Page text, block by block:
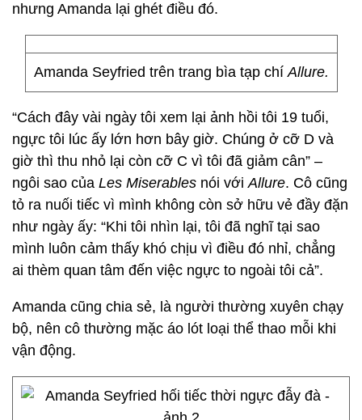
nhưng Amanda lại ghét điều đó.
Amanda Seyfried trên trang bìa tạp chíAllure.
“Cách đây vài ngày tôi xem lại ảnh hồi tôi 19 tuổi,
ngực tôi lúc ấy lớn hơn bây giờ. Chúng ở cỡ D và
giờ thì thu nhỏ lại còn cỡ C vì tôi đã giảm cân” –
ngôi sao của Les Miserables nói vớiAllure. Cô cũng
tỏ ra nuối tiếc vì mình không còn sở hữu vẻ đầy đặn
như ngày ấy: “Khi tôi nhìn lại, tôi đã nghĩ tại sao
mình luôn cảm thấy khó chịu vì điều đó nhỉ, chẳng
ai thèm quan tâm đến việc ngực to ngoài tôi cả”.
Amanda cũng chia sẻ, là người thường xuyên chạy
bộ, nên cô thường mặc áo lót loại thể thao mỗi khi
vận động.